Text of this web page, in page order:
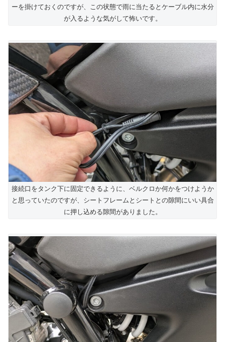
ーを掛けておくのですが、この状態で雨に当たるとケーブル内に水分
が入るような気がして怖いです。
接続口をタンク下に固定できるように、ベルクロか何かをつけようか
と思っていたのですが、シートフレームとシートとの隙間にいい具合
に押し込める隙間がありました。